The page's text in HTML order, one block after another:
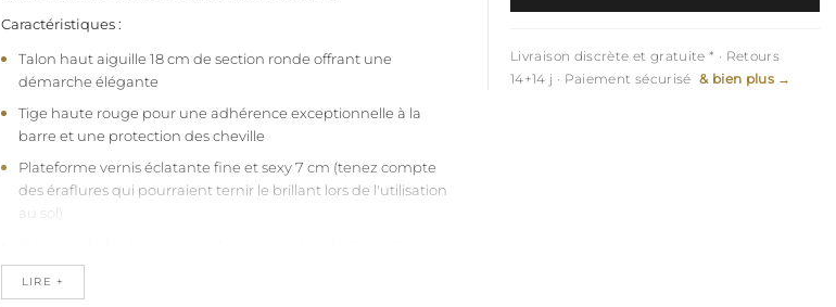
Caractéristiques :
Talon haut aiguille 18 cm de section ronde offrant une
démarche élégante
Tige haute rouge pour une adhérence exceptionnelle à la
barre et une protection des cheville
Plateforme vernis éclatante fine et sexy 7 cm (tenez compte
des éraflures qui pourraient ternir le brillant lors de l'utilisation
au sol)
aération maximale
Fermeture éclair discrète sur le côté pour une utilisation rapide
LIRE +
Livraison discrète et gratuite * · Retours
14+14 j · Paiement sécurisé & bien plus →